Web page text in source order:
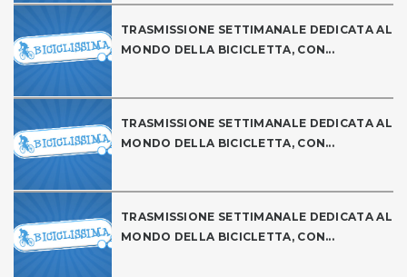
TRASMISSIONE SETTIMANALE DEDICATA AL
MONDO DELLA BICICLETTA, CON...
TRASMISSIONE SETTIMANALE DEDICATA AL
MONDO DELLA BICICLETTA, CON...
TRASMISSIONE SETTIMANALE DEDICATA AL
MONDO DELLA BICICLETTA, CON...